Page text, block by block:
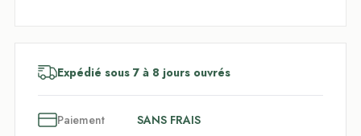
Expédié sous 7 à 8 jours ouvrés
Paiement SANS FRAIS